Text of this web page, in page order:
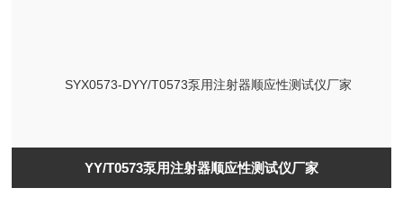
YY/T0573泵用注射器顺应性测试仪厂家